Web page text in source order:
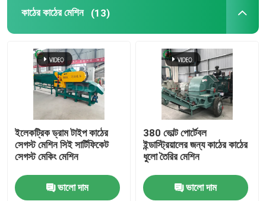
কাঠের কাঠের মেশিন (13)
ইলেকট্রিক ড্রাম টাইপ কাঠের
সেগস্ট মেশিন সিই সার্টিফিকেট
সেগস্ট মেকিং মেশিন
ভালো দাম
380 ভোল্ট পোর্টেবল
ইন্ডাস্ট্রিয়ালের জন্য কাঠের কাঠের
ধুলো তৈরির মেশিন
ভালো দাম